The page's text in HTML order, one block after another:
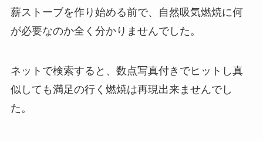
薪ストーブを作り始める前で、自然吸気燃焼に何
が必要なのか全く分かりませんでした。
ネットで検索すると、数点写真付きでヒットし真
似しても満足の行く燃焼は再現出来ませんでし
た。